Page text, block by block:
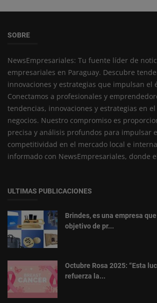
SOBRE
NewsEmpresariales: Tu fuente líder de
empresariales en Paraguay. Descubre
innovaciones y estrategias que impulsan el
Conectamos a profesionales y
tendencias, innovaciones y estrategias en
negocios. Nuestro compromiso es
precisa y análisis profundos para impulsar
competitividad en el mercado local e
informado con NewsEmpresariales, donde
ULTIMAS PUBLICACIONES
Brindes, es una empresa
objetivo de pr...
Octubre Rosa 2025: “Esta
refuerza la...